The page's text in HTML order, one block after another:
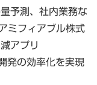
予測、社内業務な
ミフィアブル株式
アプリ
発の効率化を実現